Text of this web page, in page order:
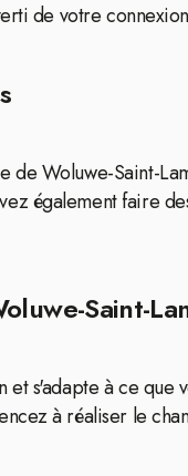
de votre
Woluwe-Saint-
également faire
Saint-
s'adapte à ce
à réaliser le